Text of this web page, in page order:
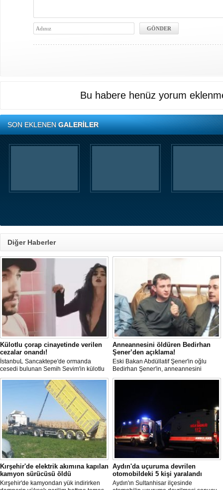
Bu habere henüz yorum
SON EKLENENGALERİLER
Diğer Haberler
Külotlu çorap cinayetinde verilen
cezalar onandı!
İstanbuL Sancaktepe'de ormanda
cesedi bulunan Semih Sevim'in külotlu
çorapla boğularak öldürüldüğü
iddiasına ilişkin sanık Seçil Çiftçi'ye
verilen 'ağırlaştırılmış müebbet' ve
babası hakkındaki 'müebbet' kararı,
istinaf mahkemesi onadı.
Anneannesini öldüren Bedirhan
Şener’den açıklama!
Eski Bakan Abdüllatif Şener'in oğlu
Bedirhan Şener'in, anneannesini
öldürmesine ilişkin davada karar
çekerken, Şener'e verilen ceza belli
Kırşehir'de elektrik akımına kapılan
kamyon sürücüsü öldü
Kırşehir'de kamyondan yük indirirken
Aydın'da uçuruma devrilen
otomobildeki 5 kişi yaralandı
Aydın'ın Sultanhisar ilçesinde